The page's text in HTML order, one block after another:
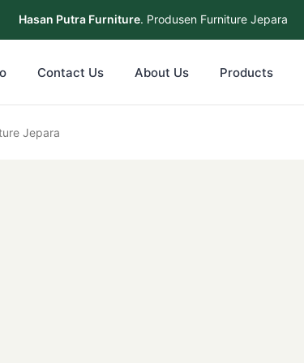
Hasan Putra Furniture. Produsen Furniture Jepara
Contact Us About Us Products
Jepara